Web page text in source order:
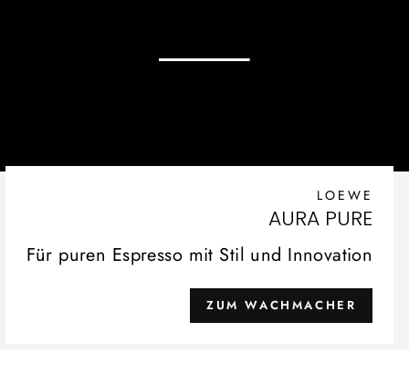
LOEWE
AURA PURE
Für puren Espresso mit Stil und Innovation
ZUM WACHMACHER